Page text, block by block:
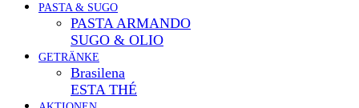
PASTA & SUGO
PASTA ARMANDO
SUGO & OLIO
GETRÄNKE
Brasilena
ESTA THÉ